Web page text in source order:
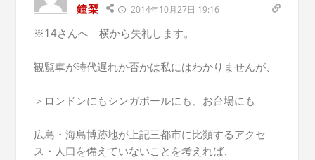
鐘梨 2014年10月27日 19:16
※14さんへ 横から失礼します。
観覧車が時代遅れか否かは私にはわかりませんが、
＞ロンドンにもシンガポールにも、お台場にも
広島・海島博跡地が上記三都市に比類するアクセ
ス・人口を備えていないことを考えれば、